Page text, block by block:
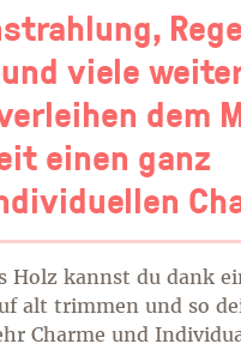
viele
dem
einen ganz
Holz kannst du dank
alt trimmen und so
Charme und